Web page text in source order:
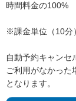
時間料金の100%
※課金単位（10分
自動予約キャンセ
ご利用がなかった
となります。